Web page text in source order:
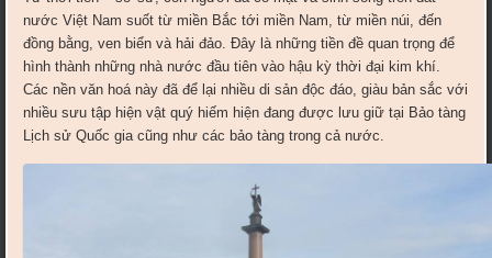
nước Việt Nam suốt từ miền Bắc tới miền Nam, từ miền núi, đến
đồng bằng, ven biển và hải đảo. Đây là những tiền đề quan trọng để
hình thành những nhà nước đầu tiên vào hậu kỳ thời đại kim khí.
Các nền văn hoá này đã để lại nhiều di sản độc đáo, giàu bản sắc với
nhiều sưu tập hiện vật quý hiếm hiện đang được lưu giữ tại Bảo tàng
Lịch sử Quốc gia cũng như các bảo tàng trong cả nước.